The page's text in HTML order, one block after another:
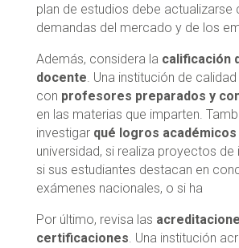
plan de estudios debe actualizarse
demandas del mercado y de los
Además, considera la calificación
docente. Una institución de
con profesores preparados y
en las materias que imparten.
investigar qué logros académicos
universidad, si realiza proyectos de
si sus estudiantes destacan en
exámenes nacionales, o si ha
Por último, revisa las
certificaciones. Una institución